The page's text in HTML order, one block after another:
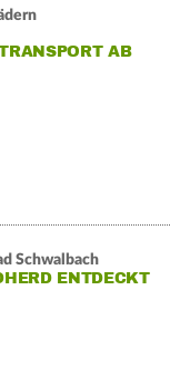
AB
Schwalbach
ENTDECKT